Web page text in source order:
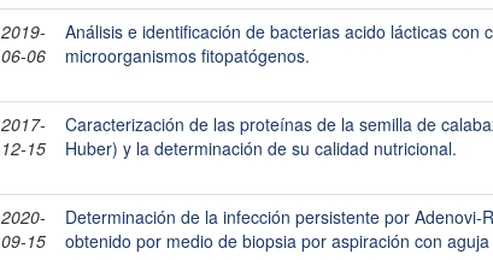
2019-
06-06
Análisis e identificación de bacterias acido lácticas con
microorganismos fitopatógenos.
2017-
12-15
Caracterización de las proteínas de la semilla de
Huber) y la determinación de su calidad nutricional.
2020-
09-15
Determinación de la infección persistente por Adenovi-
obtenido por medio de biopsia por aspiración con aguja